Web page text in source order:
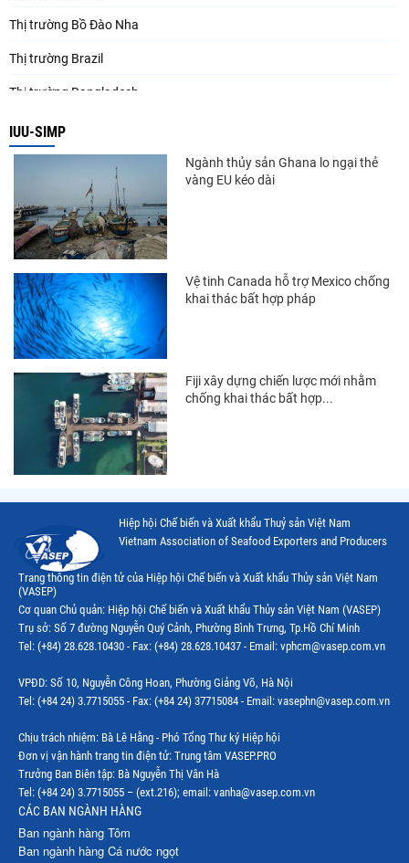
Thị trường Bồ Đào Nha
Thị trường Brazil
Thị trường Bangladesh
Thị trường Chile
Thị trường Ecuador
Thị trường EU
Thị trường Indonesia
Thị trường Mexico
Thị trường Mỹ
Thị trường Nga
Thị trường Hàn Quốc
Thị trường Nhật Bản
Thị trường Thái Lan
Thị trường Philippines
Thị trường Tây Ban Nha
Thị trường thủy sản khác
Thị trường thủy sản thế giới
IUU-SIMP
Ngành thủy sản Ghana lo ngại thẻ
vàng EU kéo dài
Vệ tinh Canada hỗ trợ Mexico chống
khai thác bất hợp pháp
Fiji xây dựng chiến lược mới nhằm
chống khai thác bất hợp...
Hiệp hội Chế biến và Xuất khẩu Thuỷ sản Việt Nam
Vietnam Association of Seafood Exporters and Producers
Trang thông tin điện tử của Hiệp hội Chế biến và Xuất khẩu Thủy sản Việt Nam
(VASEP)
Cơ quan Chủ quản: Hiệp hội Chế biến và Xuất khẩu Thủy sản Việt Nam (VASEP)
Trụ sở: Số 7 đường Nguyễn Quý Cảnh, Phường Bình Trưng, Tp.Hồ Chí Minh
Tel: (+84) 28.628.10430 - Fax: (+84) 28.628.10437 - Email: vphcm@vasep.com.vn
VPĐD: Số 10, Nguyễn Công Hoan, Phường Giảng Võ, Hà Nội
Tel: (+84 24) 3.7715055 - Fax: (+84 24) 37715084 - Email: vasephn@vasep.com.vn
Chịu trách nhiệm: Bà Lê Hằng - Phó Tổng Thư ký Hiệp hội
Đơn vị vận hành trang tin điện tử: Trung tâm VASEP.PRO
Trưởng Ban Biên tập: Bà Nguyễn Thị Vân Hà
Tel: (+84 24) 3.7715055 – (ext.216); email: vanha@vasep.com.vn
CÁC BAN NGÀNH HÀNG
Ban ngành hàng Tôm
Ban ngành hàng Cá nước ngọt